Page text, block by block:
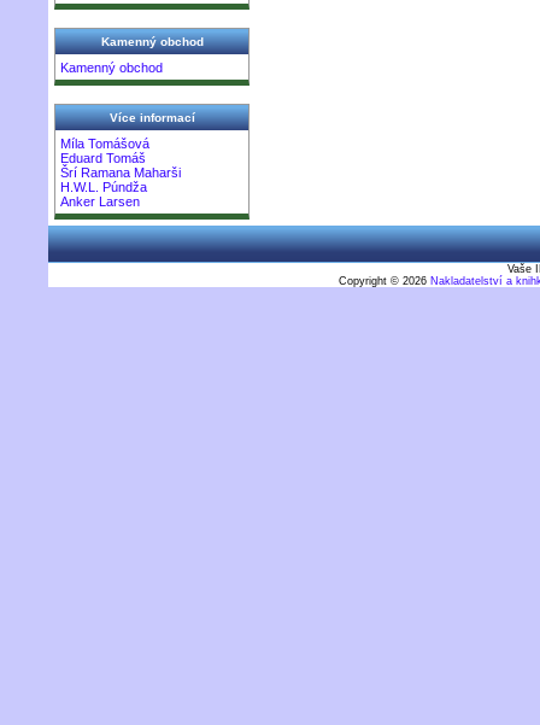
Kamenný obchod
Kamenný obchod
Více informací
Míla Tomášová
Eduard Tomáš
Šrí Ramana Maharši
H.W.L. Púndža
Anker Larsen
Vaše
Copyright © 2026 Nakladatelství a